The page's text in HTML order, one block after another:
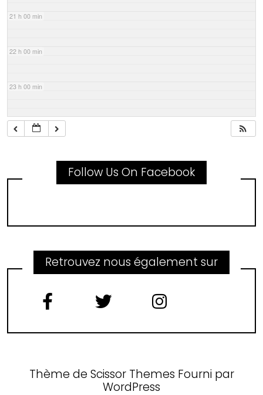
21 h 00 min
22 h 00 min
23 h 00 min
Follow Us On Facebook
Retrouvez nous également sur
Thème de Scissor Themes Fourni par
WordPress